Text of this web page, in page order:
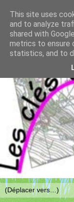
This site uses
and to analyze
shared with
metrics to ensure
statistics, and to